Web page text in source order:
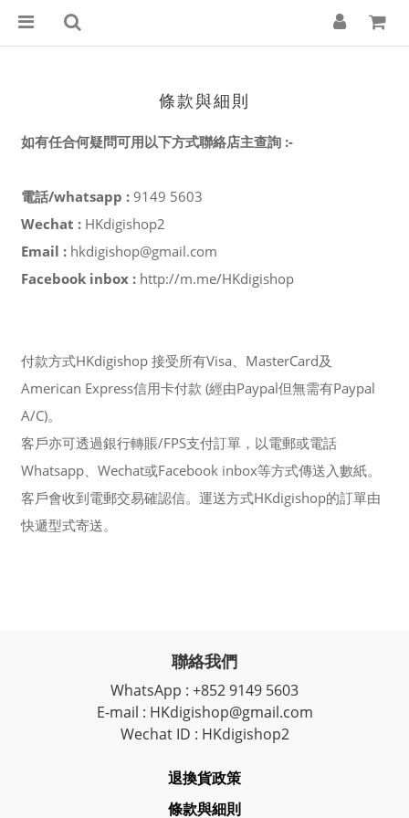
條款與細則
如有任合何疑問可用以下方式聯絡店主查詢 :-
電話/whatsapp : 9149 5603
Wechat : HKdigishop2
Email : hkdigishop@gmail.com
Facebook inbox : http://m.me/HKdigishop
付款方式HKdigishop 接受所有Visa、MasterCard及
American Express信用卡付款 (經由Paypal但無需有Paypal
A/C)。
客戶亦可透過銀行轉賬/FPS支付訂單，以電郵或電話
Whatsapp、Wechat或Facebook inbox等方式傳送入數紙。
客戶會收到電郵交易確認信。運送方式HKdigishop的訂單由
快遞型式寄送。
聯絡我們
WhatsApp : +852 9149 5603
E-mail : HKdigishop@gmail.com
Wechat ID : HKdigishop2
退換貨政策
條款與細則